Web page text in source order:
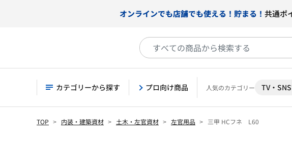
オンラインでも店舗でも使える！貯まる！ 共通ポ
カテゴリーから探す プロ向け商品 人気のカテゴリー TV・
TOP 内装・建築資材 土木・左官資材 左官用品 三甲 HCフネ L60